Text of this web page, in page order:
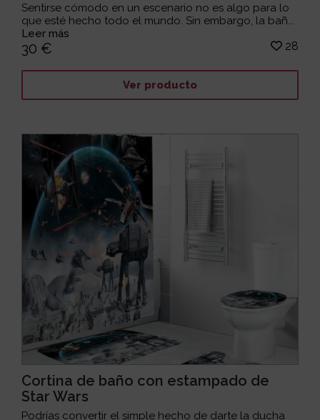
Sentirse cómodo en un escenario no es algo para lo
que esté hecho todo el mundo. Sin embargo, la bañ...
Leer más
30 € 28
Ver producto
Cortina de baño con estampado de
Star Wars
Podrías convertir el simple hecho de darte la ducha